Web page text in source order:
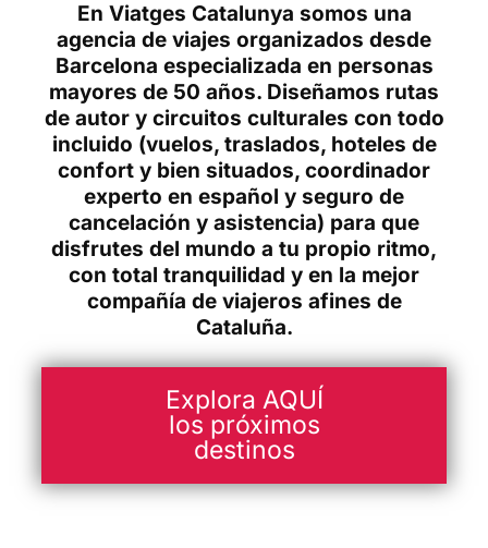
En Viatges Catalunya somos una
agencia de viajes organizados desde
Barcelona especializada en personas
mayores de 50 años. Diseñamos rutas
de autor y circuitos culturales con todo
incluido (vuelos, traslados, hoteles de
confort y bien situados, coordinador
experto en español y seguro de
cancelación y asistencia) para que
disfrutes del mundo a tu propio ritmo,
con total tranquilidad y en la mejor
compañía de viajeros afines de
Cataluña.
Explora AQUÍ
los próximos
destinos